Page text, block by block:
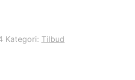
Kategori: Tilbud